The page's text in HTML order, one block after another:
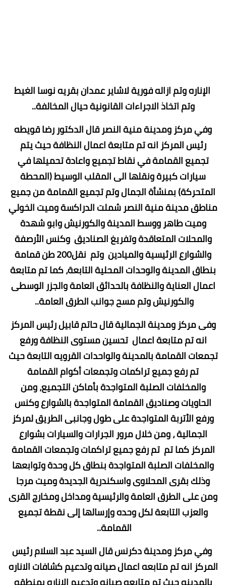
الإناره وتم ازاله فورية لاشاير عمدان بقريه نوسا الغيط
وتم اتخاذ الاجراءات القانونية حيال المخالفة..
وفي مركز ومدينة منية النصر قال الدكتور رضا قويطه
رئيس المركز انه تم متابعة اعمال النظافة حيث يتم
تجميع القمامة في نقاط تجميع واعادة تحميلها في
سيارات كبيرة ونقلها الى المقلب الوسيط (المحطة
المتحركة) بمنشأة الجمال وتم تجميع القمامة من جميع
مناطق مدينة منية النصر شملت الدراكسة وميت الخولي
وميت طاهر ووسط المدينة والكورنيش وابو شهدة
والمحلات المتعاقدة وتفريغ الصناديق وكنس الأرصفة
والشوارع الرئيسية والميادين وتم نقل200 طن قمامة
بنطاق المدينة والوحدات المحلية التابعة، كما تم متابعة
اعمال العناية والنظافة بالحدائق العامة والجزر الوسطى
والكورنيش وتم مسح جوانب الطرق العامة..
وفى مركز ومدينة الجمالية قال حاتم قابيل رئيس المركز
انه تم متابعة اعمال تحسين مستوى النظافة ورفع
تجمعات القمامة بالمدينة والواحدات القرويه التابعة حيث
تم رفع جميع تراكمات وتجمعات أكوام القمامة
والمخلفات الصلبة المتواجدة بأماكن التجميع، ومن
الحاويات وصناديق القمامة المتواجدة بالشوارع وكنس
ورفع الأتربة المتواجدة على طول وجانبى الطريق لمركز
الجمالية ، ومن خلال مرور الجرارات والسيارات بشوارع
المركز كما تم تم رفع جميع تراكمات وتجمعات القمامة
والمخلفات الصلبة المتواجدة بنطاق كل وحدة وتوابعها
وذلك بقرى المحلاوى واسكندرية الجديدة وميت مرجا
ومن على الطرق العامة والرئيسية ومداخل ومخارج القرى
والعزب التابعة لكل وحده وإرسالها إلى نقطة تجميع
القمامة..
وفي مركز ومدينة دكرنس قال السيد عبد السلام رئيس
المركز انه تم متابعه اعمال صيانه وتدعيم كشافات الاناره